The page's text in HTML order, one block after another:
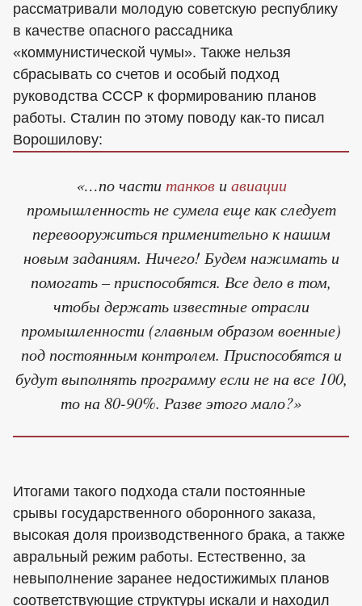
рассматривали молодую советскую республику
в качестве опасного рассадника
«коммунистической чумы». Также нельзя
сбрасывать со счетов и особый подход
руководства СССР к формированию планов
работы. Сталин по этому поводу как-то писал
Ворошилову:
«…по части танковиавиации
промышленность не сумела еще как следует
перевооружиться применительно к нашим
новым заданиям. Ничего! Будем нажимать и
помогать – приспособятся. Все дело в том,
чтобы держать известные отрасли
промышленности (главным образом военные)
под постоянным контролем. Приспособятся и
будут выполнять программу если не на все 100,
то на 80-90%. Разве этого мало?»
Итогами такого подхода стали постоянные
срывы государственного оборонного заказа,
высокая доля производственного брака, а также
авральный режим работы. Естественно, за
невыполнение заранее недостижимых планов
соответствующие структуры искали и находил